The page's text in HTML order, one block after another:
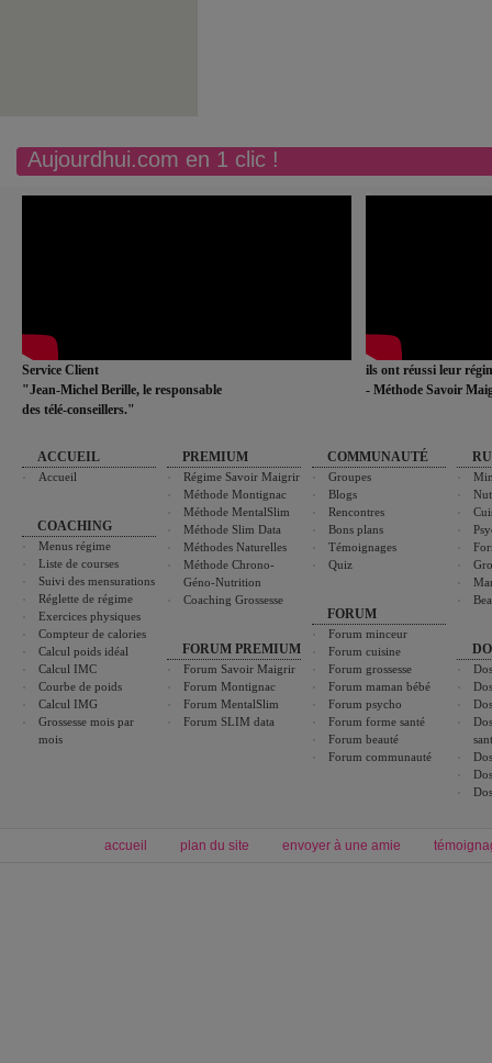
Aujourdhui.com en 1 clic !
Service Client
"Jean-Michel Berille, le responsable
des télé-conseillers."
ils ont réussi leur
- Méthode Savoir
ACCUEIL
Accueil
COACHING
Menus régime
Liste de courses
Suivi des mensurations
Réglette de régime
Exercices physiques
Compteur de calories
Calcul poids idéal
Calcul IMC
Courbe de poids
Calcul IMG
Grossesse mois par
mois
PREMIUM
Régime Savoir Maigrir
Méthode Montignac
Méthode MentalSlim
Méthode Slim Data
Méthodes Naturelles
Méthode Chrono-
Géno-Nutrition
Coaching Grossesse
FORUM PREMIUM
Forum Savoir Maigrir
Forum Montignac
Forum MentalSlim
Forum SLIM data
COMMUNAUTÉ
Groupes
Blogs
Rencontres
Bons plans
Témoignages
Quiz
FORUM
Forum minceur
Forum cuisine
Forum grossesse
Forum maman bébé
Forum psycho
Forum forme santé
Forum beauté
Forum communauté
accueil plan du site envoyer à une amie